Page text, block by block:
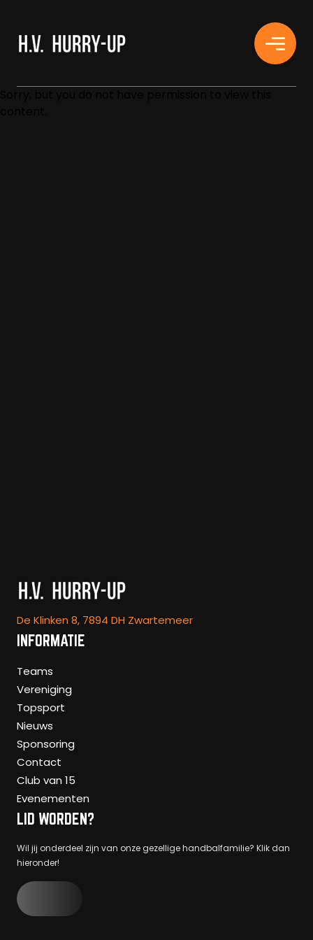
De Klinken 8, 7894 DH Zwartemeer
INFORMATIE
Teams
Vereniging
Topsport
Nieuws
Sponsoring
Contact
Club van 15
Evenementen
LID WORDEN?
Wil jij onderdeel zijn van onze gezellige handbalfamilie? Klik dan
hieronder!